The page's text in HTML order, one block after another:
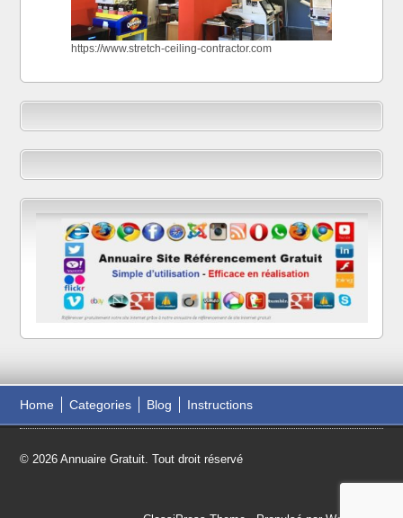
https://www.stretch-ceiling-contractor.com
Home Categories Blog Instructions
© 2026 Annuaire Gratuit. Tout droit réservé